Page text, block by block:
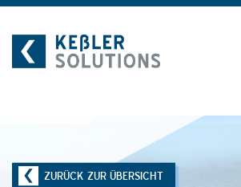
ZURÜCK ZUR ÜBERSICHT